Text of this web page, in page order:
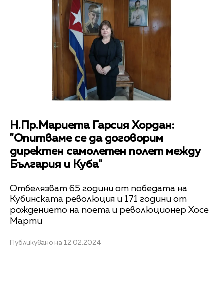
Н.Пр.Мариета Гарсия Хордан:
"Опитваме се да договорим
директен самолетен полет между
България и Куба"
Отбелязват 65 години от победата на
Кубинската революция и 171 години от
рождението на поета и революционер Хосе
Марти
Публикувано на 12.02.2024